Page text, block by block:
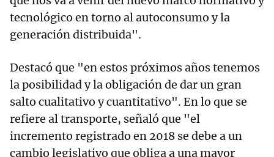
tecnológico en torno al autoconsumo y la
generación distribuida".
Destacó que "en estos próximos años tenemos
la posibilidad y la obligación de dar un gran
salto cualitativo y cuantitativo". En lo que se
refiere al transporte, señaló que "el
incremento registrado en 2018 se debe a un
cambio legislativo que obliga a una mayor